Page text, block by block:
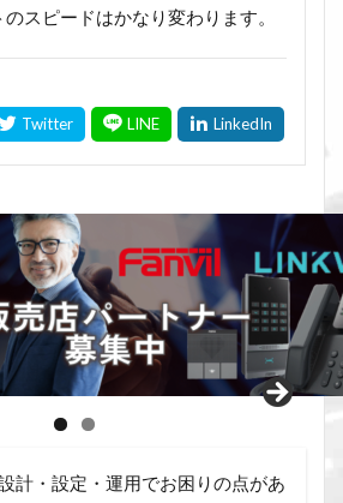
スピードはかなり変わります。
計・設定・運用でお困りの点があ